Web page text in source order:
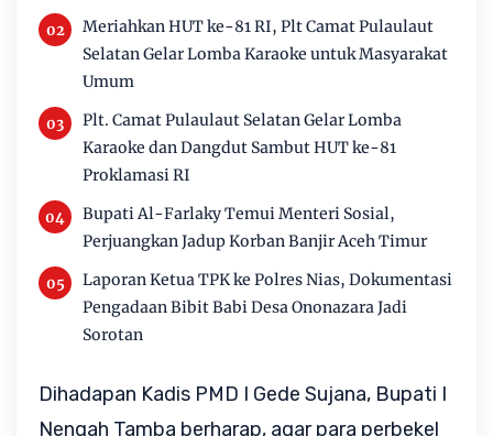
Meriahkan HUT ke-81 RI, Plt Camat Pulaulaut
Selatan Gelar Lomba Karaoke untuk Masyarakat
Umum
Plt. Camat Pulaulaut Selatan Gelar Lomba
Karaoke dan Dangdut Sambut HUT ke-81
Proklamasi RI
Bupati Al-Farlaky Temui Menteri Sosial,
Perjuangkan Jadup Korban Banjir Aceh Timur
Laporan Ketua TPK ke Polres Nias, Dokumentasi
Pengadaan Bibit Babi Desa Ononazara Jadi
Sorotan
Dihadapan Kadis PMD I Gede Sujana, Bupati I
Nengah Tamba berharap, agar para perbekel